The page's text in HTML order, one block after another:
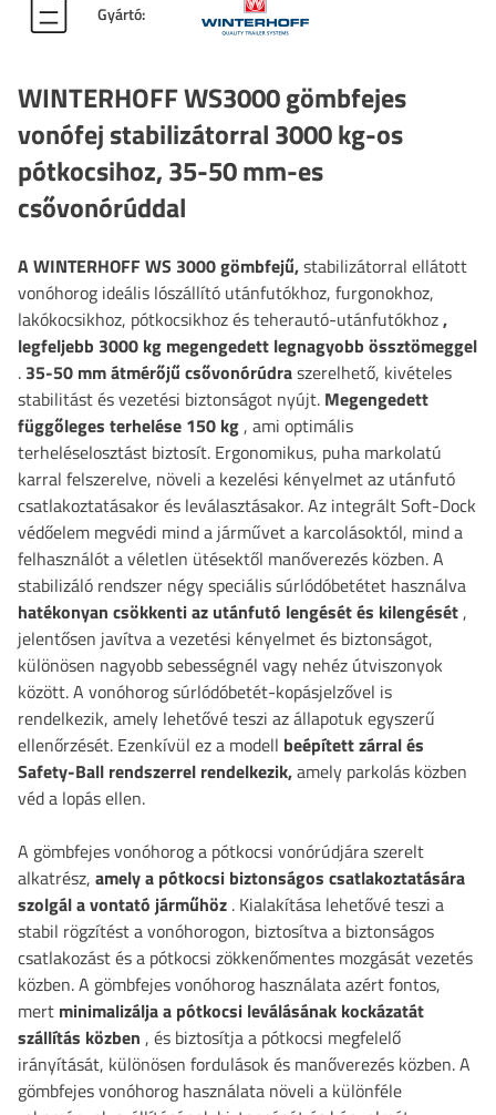
Gyártó:
WINTERHOFF WS3000 gömbfejes
vonófej stabilizátorral 3000 kg-os
pótkocsihoz, 35-50 mm-es
csővonórúddal
A WINTERHOFF WS 3000 gömbfejű,stabilizátorral ellátott
vonóhorog ideális lószállító utánfutókhoz, furgonokhoz,
lakókocsikhoz, pótkocsikhoz és teherautó-utánfutókhoz,
legfeljebb 3000 kg megengedett legnagyobb össztömeggel
. 35-50 mm átmérőjű csővonórúdraszerelhető, kivételes
stabilitást és vezetési biztonságot nyújt. Megengedett
függőleges terhelése 150 kg, ami optimális
terheléselosztást biztosít. Ergonomikus, puha markolatú
karral felszerelve, növeli a kezelési kényelmet az utánfutó
csatlakoztatásakor és leválasztásakor. Az integrált Soft-Dock
védőelem megvédi mind a járművet a karcolásoktól, mind a
felhasználót a véletlen ütésektől manőverezés közben. A
stabilizáló rendszer négy speciális súrlódóbetétet használva
hatékonyan csökkenti az utánfutó lengését és kilengését,
jelentősen javítva a vezetési kényelmet és biztonságot,
különösen nagyobb sebességnél vagy nehéz útviszonyok
között. A vonóhorog súrlódóbetét-kopásjelzővel is
rendelkezik, amely lehetővé teszi az állapotuk egyszerű
ellenőrzését. Ezenkívül ez a modell beépített zárral és
Safety-Ball rendszerrel rendelkezik,amely parkolás közben
véd a lopás ellen.
A gömbfejes vonóhorog a pótkocsi vonórúdjára szerelt
alkatrész, amely a pótkocsi biztonságos csatlakoztatására
szolgál a vontató járműhöz . Kialakítása lehetővé teszi a
stabil rögzítést a vonóhorogon, biztosítva a biztonságos
csatlakozást és a pótkocsi zökkenőmentes mozgását vezetés
közben. A gömbfejes vonóhorog használata azért fontos,
mert minimalizálja a pótkocsi leválásának kockázatát
szállítás közben , és biztosítja a pótkocsi megfelelő
irányítását, különösen fordulások és manőverezés közben. A
gömbfejes vonóhorog használata növeli a különféle